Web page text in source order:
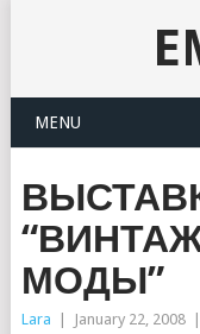
MENU
МОДЫ”
Lara January 22, 2008